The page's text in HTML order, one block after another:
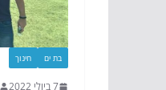
בת ים חינוך
7 ביולי 2022